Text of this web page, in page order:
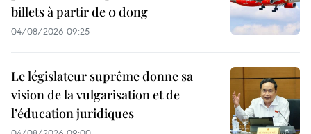
billets à partir de 0 dong
04/08/2026 09:25
Le législateur suprême donne sa
vision de la vulgarisation et de
l’éducation juridiques